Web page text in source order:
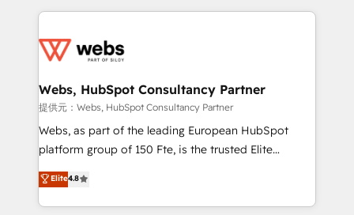
adoption, sales process and marketing results.
the first time 🔧 Designing and optimising your
and build using HubSpot 🔌 Integrating HubSpot
with other systems 🎓 Training your teams to be
HubSpot pros 📊 Lead generation services using
HubSpot Why us? - SIX HubSpot Accreditations -
CRM, Solutions Architecture, Onboarding , Data
Migration, Custom Integration & Platform
Webs, HubSpot Consultancy Partner
提供元：Webs, HubSpot Consultancy Partner
Webs, as part of the leading European HubSpot
platform group of 150 Fte, is the trusted Elite
HubSpot CRM Partner offering you a roadmap on
maximizing EBITDA and achieving Commercial
Excellence. With our targeted processes, we
Elite4.8